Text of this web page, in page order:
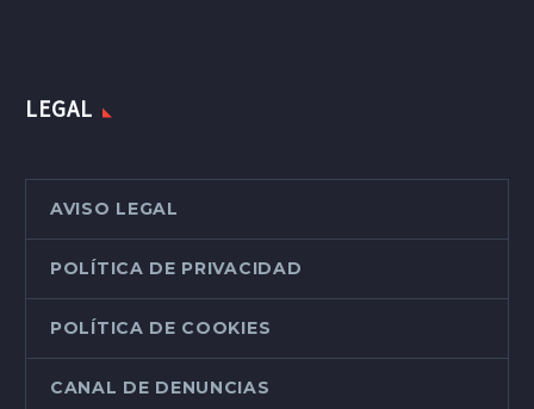
LEGAL
AVISO LEGAL
POLÍTICA DE PRIVACIDAD
POLÍTICA DE COOKIES
CANAL DE DENUNCIAS